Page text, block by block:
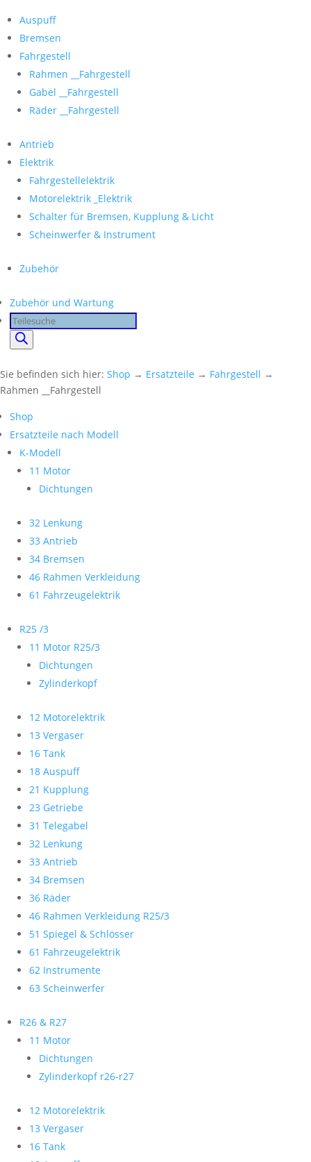
Auspuff
Bremsen
Fahrgestell
Rahmen __Fahrgestell
Gabel __Fahrgestell
Räder __Fahrgestell
Antrieb
Elektrik
Fahrgestellelektrik
Motorelektrik _Elektrik
Schalter für Bremsen, Kupplung & Licht
Scheinwerfer & Instrument
Zubehör
Zubehör und Wartung
Products
search
Sie befinden sich hier: Shop → Ersatzteile → Fahrgestell →
Rahmen __Fahrgestell
Shop
Ersatzteile nach Modell
K-Modell
11 Motor
Dichtungen
32 Lenkung
33 Antrieb
34 Bremsen
46 Rahmen Verkleidung
61 Fahrzeugelektrik
R25 /3
11 Motor R25/3
Dichtungen
Zylinderkopf
12 Motorelektrik
13 Vergaser
16 Tank
18 Auspuff
21 Kupplung
23 Getriebe
31 Telegabel
32 Lenkung
33 Antrieb
34 Bremsen
36 Räder
46 Rahmen Verkleidung R25/3
51 Spiegel & Schlösser
61 Fahrzeugelektrik
62 Instrumente
63 Scheinwerfer
R26 & R27
11 Motor
Dichtungen
Zylinderkopf r26-r27
12 Motorelektrik
13 Vergaser
16 Tank